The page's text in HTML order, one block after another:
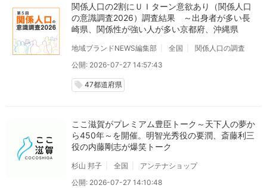
関係人口の2割にＵＩターン意欲あり（関係人口
の意識調査2026）調査結果 ～出身者が多い長
崎県、関係性が強い人が多い京都府、沖縄県
地域ブランドNEWS編集部 全国
関係人口の調査
公開: 2026-07-27 14:57:43
local_offer 47都道府県
ここ滋賀がプレミアム豊臣トーク～天下人の夢か
ら450年～を開催。明智光秀役の要潤、斎藤利三
役の内藤剛志が爆笑トーク
杉山 邦子 全国
アンテナショップ
公開: 2026-07-27 14:10:48